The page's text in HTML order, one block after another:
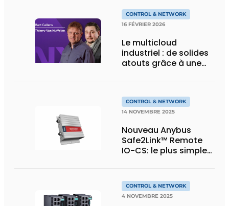
CONTROL & NETWORK
16 FÉVRIER 2026
Le multicloud
industriel : de solides
atouts grâce à une
CONTROL & NETWORK
14 NOVEMBRE 2025
Nouveau Anybus
Safe2Link™ Remote
IO-CS: le plus simple
fonctionnelle aux
machines mobiles
CONTROL & NETWORK
4 NOVEMBRE 2025